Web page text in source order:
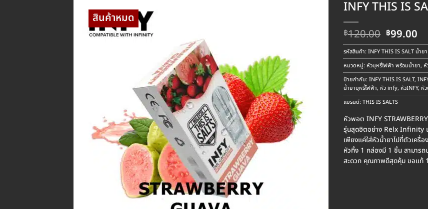
INFY THIS IS
฿120.00 Original
price
was:
฿120.00.
฿99.00
is:
฿
รหัสสินค้า:INFY THIS IS SALT น้ำย
หมวดหมู่: หัวบุหรี่ไฟฟ้า พร้อมน้ำยา,
ป้ายกำกับ:INFY THIS IS SALT,
น้ำยาบุหรี่ไฟฟ้า, หัว infy, หัวINFY, หั
แบรนด์:THIS IS SALTS
หัวพอต INFY
รุ่นสุดฮิตอย่าง Relx Infinity
เพียงแค่ใส่หัวน้ำยาไปที่ตัวเครื่
หัวทิ้ง 1 กล่องมี 1 ชิ้น สามารถ
สะดวก คุณภาพดีสุดคุ้ม ขอแท้